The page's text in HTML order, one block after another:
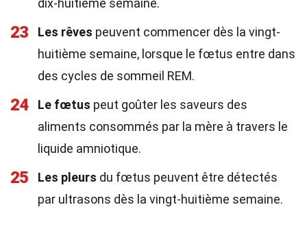
dix-huitième semaine.
23 Les rêves peuvent commencer dès la vingt-
huitième semaine, lorsque le fœtus entre dans
des cycles de sommeil REM.
24 Le fœtus peut goûter les saveurs des
aliments consommés par la mère à travers le
liquide amniotique.
25 Les pleurs du fœtus peuvent être détectés
par ultrasons dès la vingt-huitième semaine.